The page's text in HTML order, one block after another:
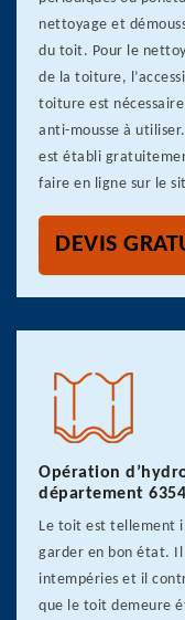
nettoyage et
du toit. Pour le
de la toiture,
toiture est
anti-mousse à
est établi
faire en ligne sur le
DEVIS
Opération
département
Le toit est tellement
garder en bon état.
intempéries et il
que le toit demeure